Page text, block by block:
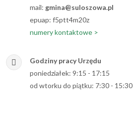
mail: gmina@suloszowa.pl
epuap: f5ptt4m20z
numery kontaktowe >
Godziny pracy Urzędu
poniedziałek: 9:15 - 17:15
od wtorku do piątku: 7:30 - 15:30